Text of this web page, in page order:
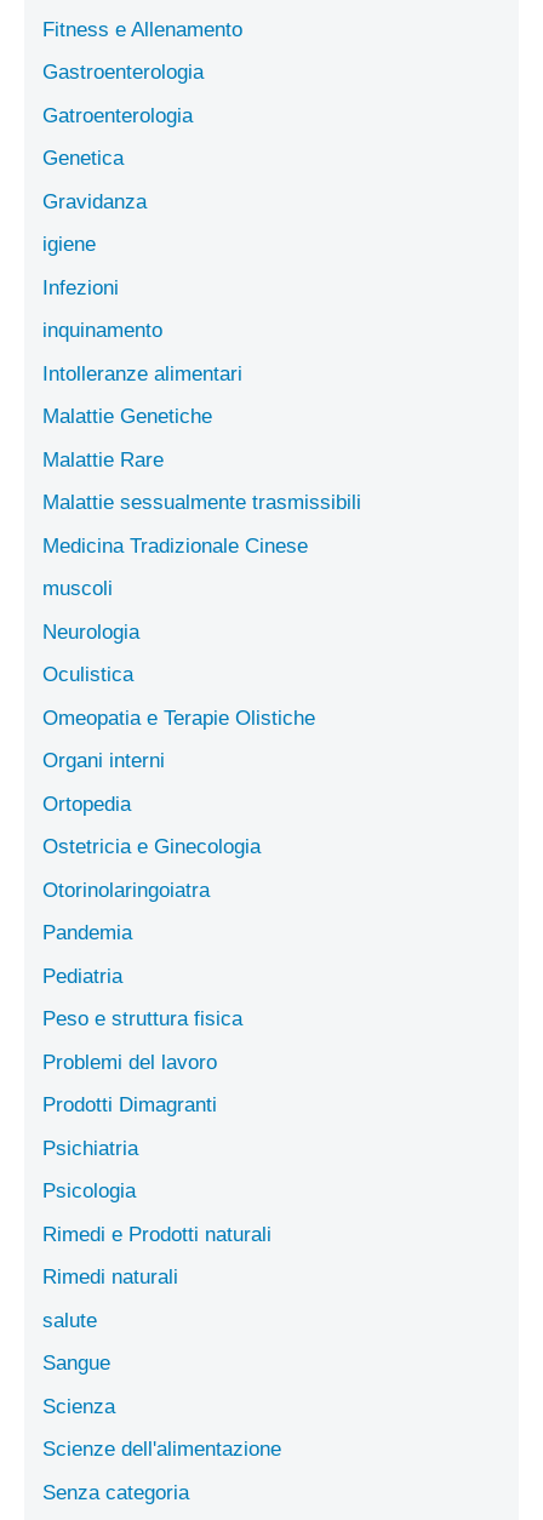
Fitness e Allenamento
Gastroenterologia
Gatroenterologia
Genetica
Gravidanza
igiene
Infezioni
inquinamento
Intolleranze alimentari
Malattie Genetiche
Malattie Rare
Malattie sessualmente trasmissibili
Medicina Tradizionale Cinese
muscoli
Neurologia
Oculistica
Omeopatia e Terapie Olistiche
Organi interni
Ortopedia
Ostetricia e Ginecologia
Otorinolaringoiatra
Pandemia
Pediatria
Peso e struttura fisica
Problemi del lavoro
Prodotti Dimagranti
Psichiatria
Psicologia
Rimedi e Prodotti naturali
Rimedi naturali
salute
Sangue
Scienza
Scienze dell'alimentazione
Senza categoria